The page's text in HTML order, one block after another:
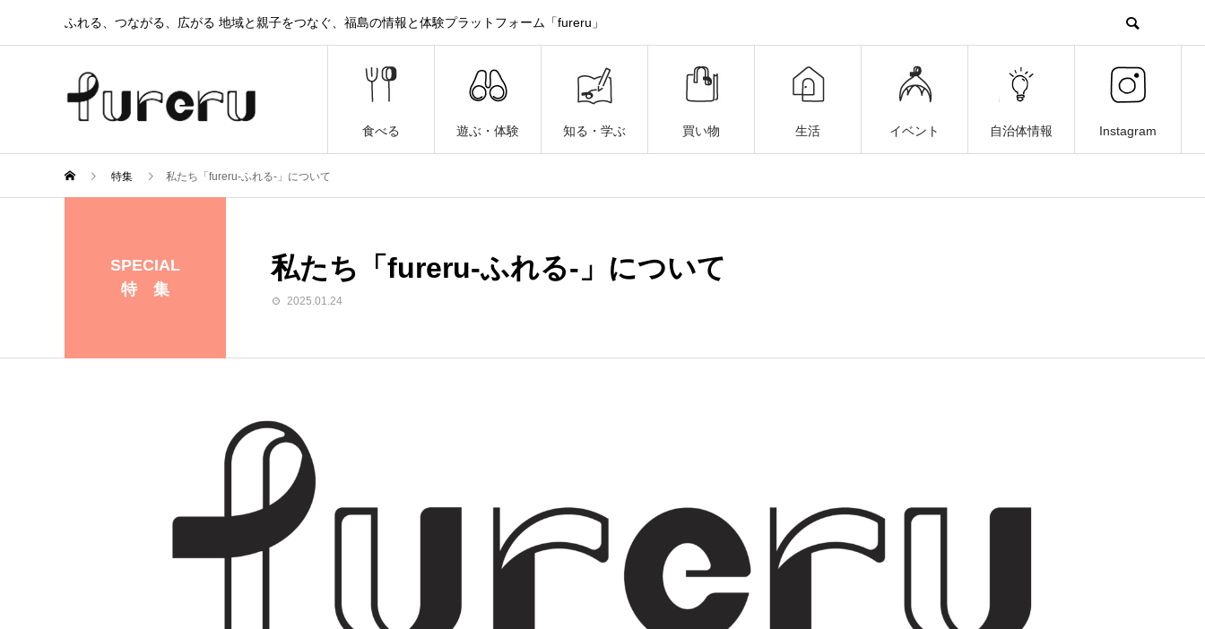
ふれる、つながる、広がる 地域と親子をつなぐ、福島の情報と体験プラットフォーム「fureru」
食べる 遊ぶ・体験 知る・学ぶ 買い物 生活 イベント 自治体情報 Instagram
特集 私たち「fureru-ふれる-」について
SPECIAL
特 集
私たち「fureru-ふれる-」について
2025.01.24